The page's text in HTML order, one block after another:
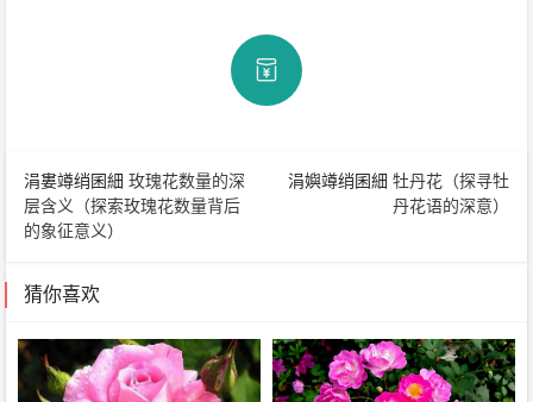
涓婁竴绡囷細 玫瑰花数量的深
层含义（探索玫瑰花数量背后
的象征意义）
涓嬩竴绡囷細 牡丹花（探寻牡
丹花语的深意）
猜你喜欢